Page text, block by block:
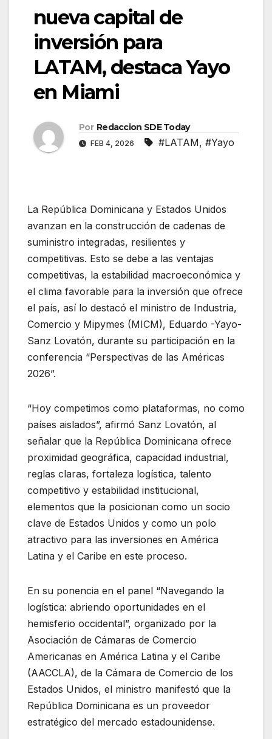
nueva capital de
inversión para
LATAM, destaca Yayo
en Miami
Por Redaccion SDE Today
FEB 4, 2026 #LATAM, #Yayo
La República Dominicana y Estados Unidos
avanzan en la construcción de cadenas de
suministro integradas, resilientes y
competitivas. Esto se debe a las ventajas
competitivas, la estabilidad macroeconómica y
el clima favorable para la inversión que ofrece
el país, así lo destacó el ministro de Industria,
Comercio y Mipymes (MICM), Eduardo -Yayo-
Sanz Lovatón, durante su participación en la
conferencia “Perspectivas de las Américas
2026”.
“Hoy competimos como plataformas, no como
países aislados”, afirmó Sanz Lovatón, al
señalar que la República Dominicana ofrece
proximidad geográfica, capacidad industrial,
reglas claras, fortaleza logística, talento
competitivo y estabilidad institucional,
elementos que la posicionan como un socio
clave de Estados Unidos y como un polo
atractivo para las inversiones en América
Latina y el Caribe en este proceso.
En su ponencia en el panel “Navegando la
logística: abriendo oportunidades en el
hemisferio occidental”, organizado por la
Asociación de Cámaras de Comercio
Americanas en América Latina y el Caribe
(AACCLA), de la Cámara de Comercio de los
Estados Unidos, el ministro manifestó que la
República Dominicana es un proveedor
estratégico del mercado estadounidense.